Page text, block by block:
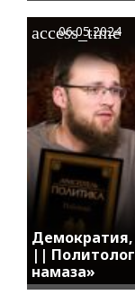
Демократия,
||
намаза»
access_time
06.05.2024